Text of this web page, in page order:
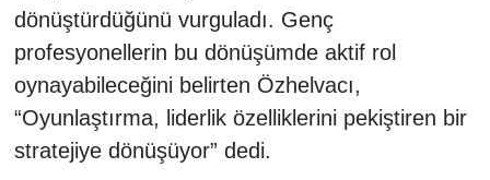
dönüştürdüğünü vurguladı. Genç
profesyonellerin bu dönüşümde aktif rol
oynayabileceğini belirten Özhelvacı,
“Oyunlaştırma, liderlik özelliklerini pekiştiren bir
stratejiye dönüşüyor” dedi.